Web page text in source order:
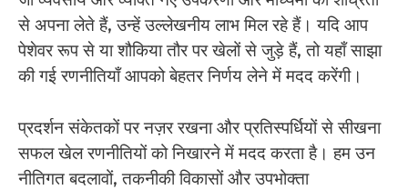
से अपना लेते हैं, उन्हें उल्लेखनीय लाभ मिल रहे हैं। यदि आप
पेशेवर रूप से या शौकिया तौर पर खेलों से जुड़े हैं, तो यहाँ साझा
की गई रणनीतियाँ आपको बेहतर निर्णय लेने में मदद करेंगी।
प्रदर्शन संकेतकों पर नज़र रखना और प्रतिस्पर्धियों से सीखना
सफल खेल रणनीतियों को निखारने में मदद करता है। हम उन
नीतिगत बदलावों, तकनीकी विकासों और उपभोक्ता